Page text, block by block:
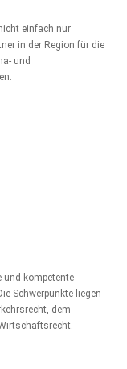
einfach nur
in der Region für die
und
und kompetente
Schwerpunkte liegen
dem